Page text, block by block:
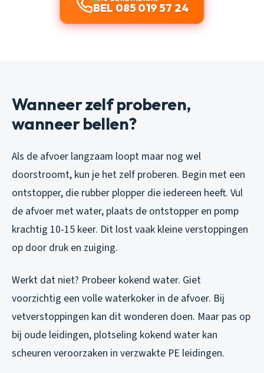
BEL 085 019 57 24
Wanneer zelf proberen,
wanneer bellen?
Als de afvoer langzaam loopt maar nog wel
doorstroomt, kun je het zelf proberen. Begin met een
ontstopper, die rubber plopper die iedereen heeft. Vul
de afvoer met water, plaats de ontstopper en pomp
krachtig 10-15 keer. Dit lost vaak kleine verstoppingen
op door druk en zuiging.
Werkt dat niet? Probeer kokend water. Giet
voorzichtig een volle waterkoker in de afvoer. Bij
vetverstoppingen kan dit wonderen doen. Maar pas op
bij oude leidingen, plotseling kokend water kan
scheuren veroorzaken in verzwakte PE leidingen.